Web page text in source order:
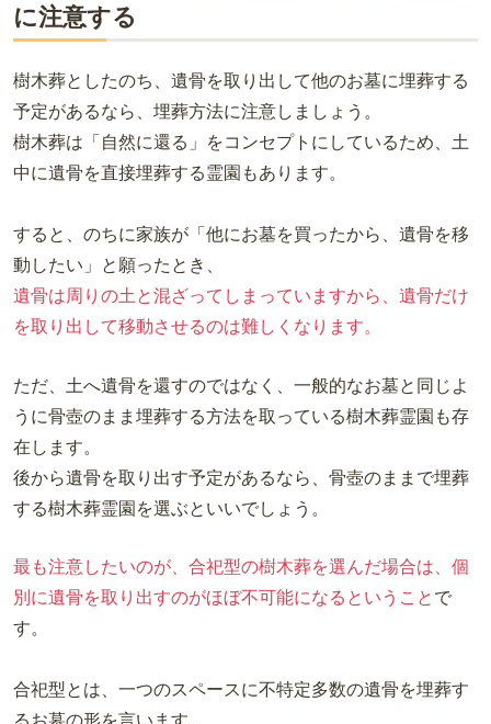
に注意する
樹木葬としたのち、遺骨を取り出して他のお墓に埋葬する
予定があるなら、埋葬方法に注意しましょう。
樹木葬は「自然に還る」をコンセプトにしているため、土
中に遺骨を直接埋葬する霊園もあります。
すると、のちに家族が「他にお墓を買ったから、遺骨を移
動したい」と願ったとき、
遺骨は周りの土と混ざってしまっていますから、遺骨だけ
を取り出して移動させるのは難しくなります。
ただ、土へ遺骨を還すのではなく、一般的なお墓と同じよ
うに骨壺のまま埋葬する方法を取っている樹木葬霊園も存
在します。
後から遺骨を取り出す予定があるなら、骨壺のままで埋葬
する樹木葬霊園を選ぶといいでしょう。
最も注意したいのが、合祀型の樹木葬を選んだ場合は、個
別に遺骨を取り出すのがほぼ不可能になるということ で
す。
合祀型とは、一つのスペースに不特定多数の遺骨を埋葬す